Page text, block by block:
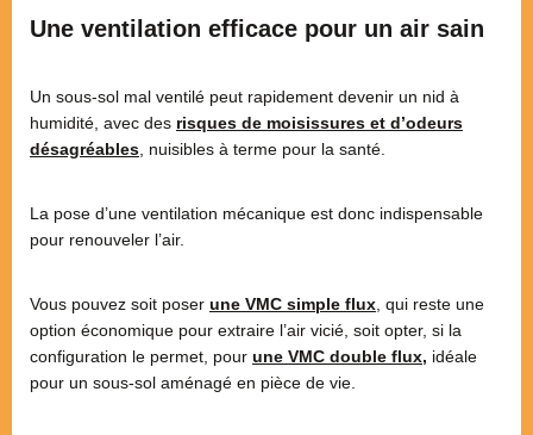
Une ventilation efficace pour un air sain
Un sous-sol mal ventilé peut rapidement devenir un nid à
humidité, avec des risques de moisissures et d’odeurs
désagréables nuisibles à terme pour la santé.
La pose d’une ventilation mécanique est donc indispensable
pour renouveler l’air.
Vous pouvez soit poser une VMC simple flux , qui reste une
option économique pour extraire l’air vicié, soit opter, si la
configuration le permet, pour une VMC double flux, idéale
pour un sous-sol aménagé en pièce de vie.